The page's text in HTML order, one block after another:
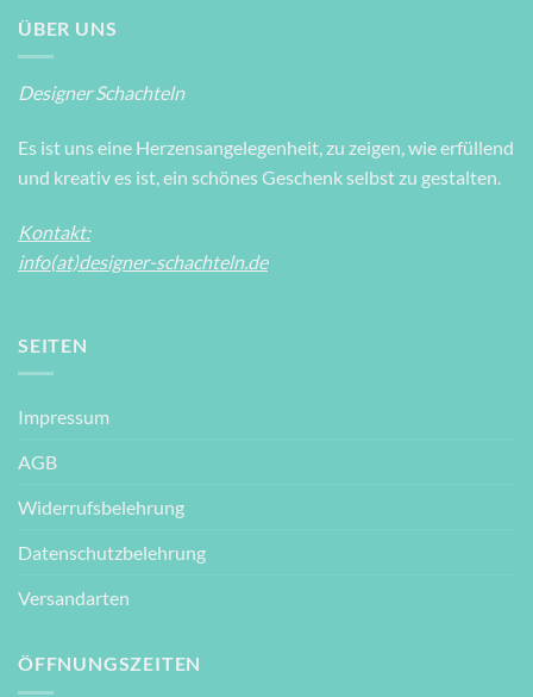
ÜBER UNS
Designer Schachteln
Es ist uns eine Herzensangelegenheit, zu zeigen, wie erfüllend
und kreativ es ist, ein schönes Geschenk selbst zu gestalten.
Kontakt:
info(at)designer-schachteln.de
SEITEN
Impressum
AGB
Widerrufsbelehrung
Datenschutzbelehrung
Versandarten
ÖFFNUNGSZEITEN